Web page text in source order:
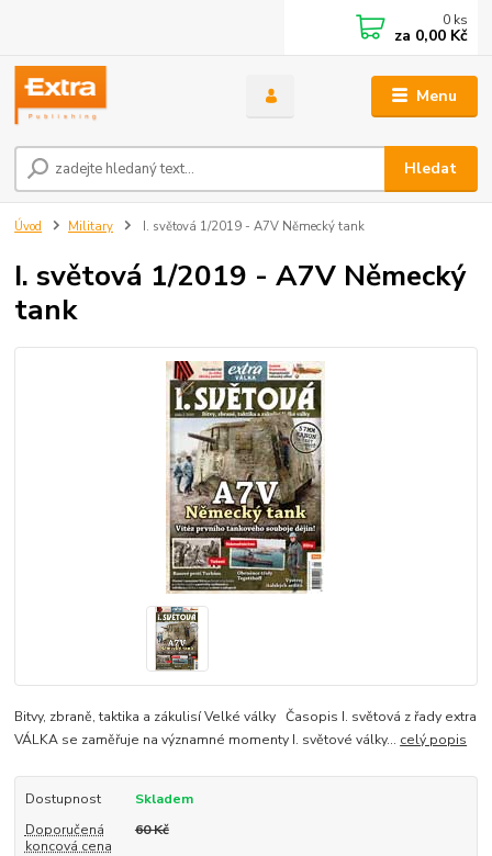
Menu
Hledat
0 ks
za 0,00 Kč
Úvod Military I. světová 1/2019 - A7V Německý tank
I. světová 1/2019 - A7V Německý
tank
Bitvy, zbraně, taktika a zákulisí Velké války Časopis I. světová z řady extra
VÁLKA se zaměřuje na významné momenty I. světové války... celý popis
Dostupnost
Skladem
Doporučená
koncová cena
60 Kč